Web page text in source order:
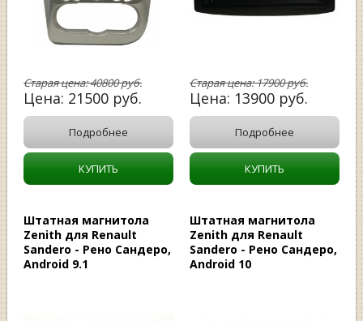
Старая цена:40800руб.
Цена: 21500 руб.
Подробнее
КУПИТЬ
Старая цена:17900руб.
Цена: 13900 руб.
Подробнее
КУПИТЬ
Штатная магнитола
Zenith для Renault
Sandero - Рено Сандеро,
Android 9.1
Штатная магнитола
Zenith для Renault
Sandero - Рено Сандеро,
Android 10